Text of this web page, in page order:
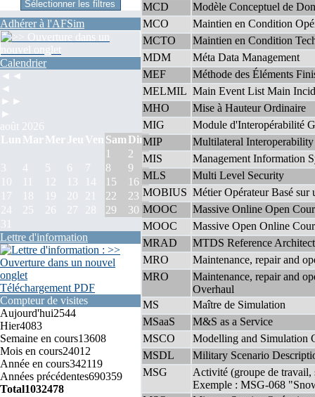
Adhérer à l'AFSim
Calendrier
◄◄
◄
►►
►
août 2026
Lun Mar Mer Jeu Ven Sam Dim
1
2
3
4 5 6 7 8
9
10
11 12 13 14 15
16
17
18 19 20 21 22
23
24
25 26 27 28 29
30
31
Lettre d'information
Téléchargement PDF
Compteur de visites
Aujourd'hui2544
Hier4083
Semaine en cours13608
Mois en cours24012
Année en cours342119
Années précédentes690359
Total1032478
MCD
Modèle Conceptuel de
MCO
Maintien en Condition
MCTO
Maintien en Condition
MDM
Méta Data Management
MEF
Méthode des Éléments
MELMIL Main Event List Main
MHO
Mise à Hauteur Ordinaire
MIG
Module d'Interopérabilité
MIP
Multilateral Interoperability
MIS
Management Information
MLS
Multi Level Security
MOBIUS Métier Opérateur Basé sur
MOOC
Massive Online Open
MOOC
Massive Open Online
MRAD
MTDS Reference
MRO
Maintenance, repair and
MRO
Maintenance, repair and
Overhaul
MS
Maître de Simulation
MSaaS
M&S as a Service
MSCO
Modelling and Simulation
MSDL
Military Scenario
MSG
Activité (groupe de
Exemple : MSG-068